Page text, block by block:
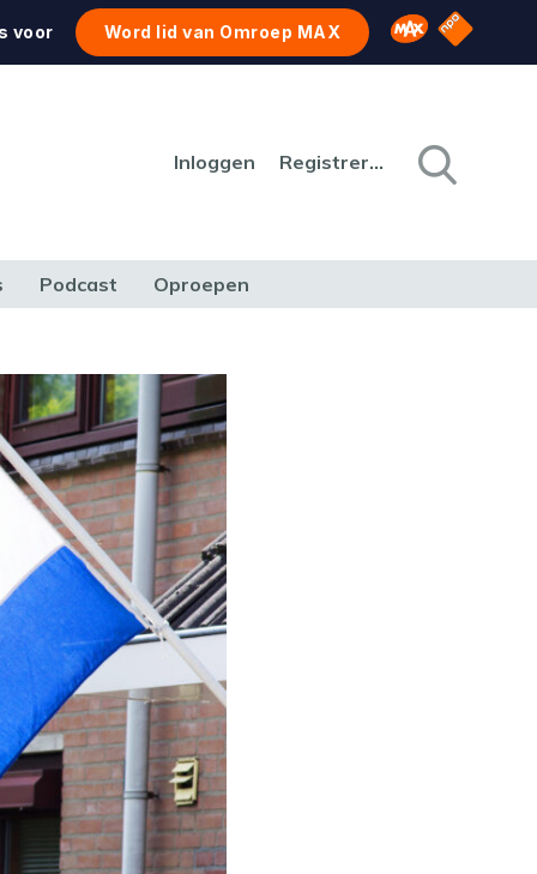
voor Word lid van Omroep MAX Omroep MAX
NPO
Inloggen Registreren
Podcast Oproepen